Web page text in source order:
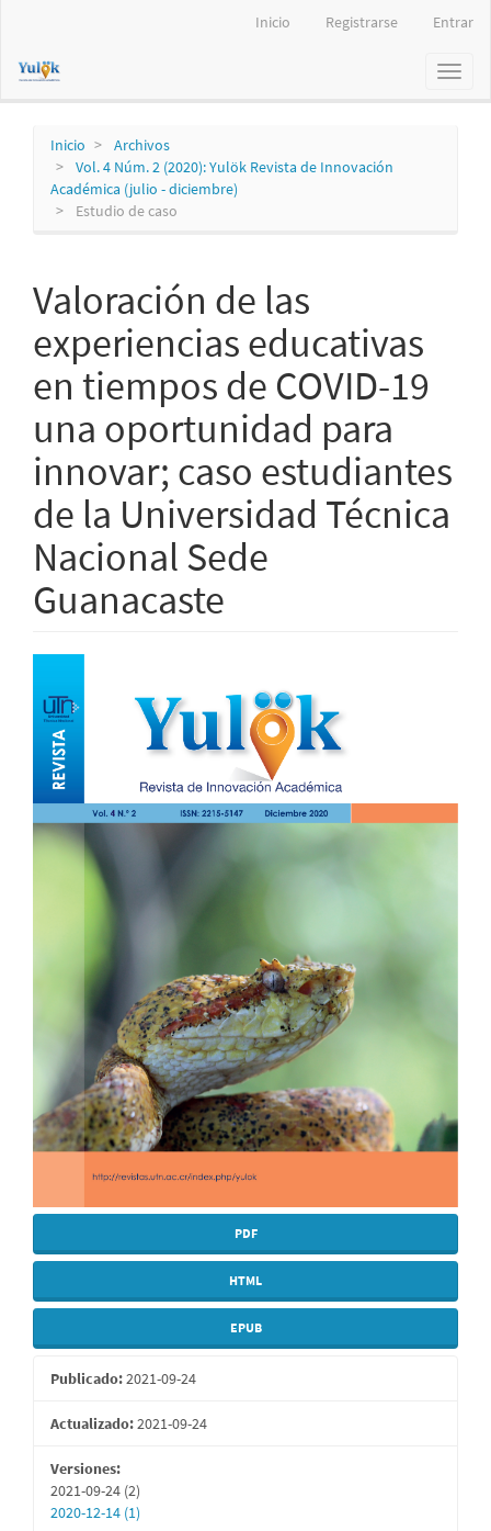
principal
Inicio Registrarse Entrar
Toggle
Inicio
Archivos
Vol. 4 Núm. 2 (2020): Yulök Revista de Innovación
Académica (julio - diciembre)
Estudio de caso
Valoración de las
experiencias educativas
en tiempos de COVID-19
una oportunidad para
innovar; caso estudiantes
de la Universidad Técnica
Nacional Sede
Guanacaste
lateral
del
artículo
PDF
HTML
EPUB
Publicado:2021-09-24
Actualizado:2021-09-24
Versiones:
2021-09-24 (2)
2020-12-14 (1)